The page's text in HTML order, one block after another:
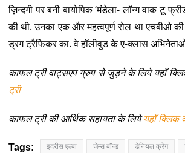
ज़िन्दगी पर बनी बायोपिक ‘मंडेला- लॉन्ग वाक टू
की थी. उनका एक और महत्वपूर्ण रोल था एचबीओ की
ड्रग ट्रैफिकर का. वे हॉलीवुड के ए-क्लास
काफल ट्री वाट्सएप ग्रुप से जुड़ने के लिये यहाँ
ट्री
काफल ट्री की आर्थिक सहायता के लियेयहाँ क्लिक
Tags: इदरीस एल्बा जेम्स बॉन्ड डेनियल क्रेग